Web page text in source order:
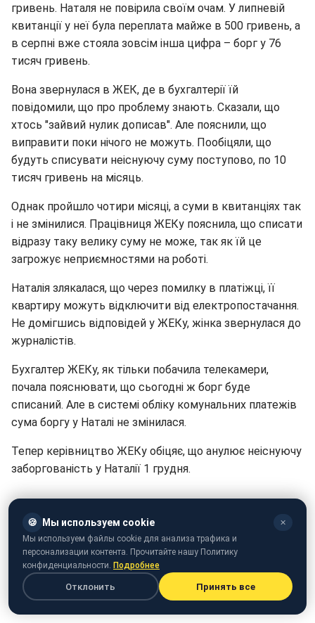
гривень. Наталя не повірила своїм очам. У липневій
квитанції у неї була переплата майже в 500 гривень, а
в серпні вже стояла зовсім інша цифра – борг у 76
тисяч гривень.
Вона звернулася в ЖЕК, де в бухгалтерії їй
повідомили, що про проблему знають. Сказали, що
хтось "зайвий нулик дописав". Але пояснили, що
виправити поки нічого не можуть. Пообіцяли, що
будуть списувати неіснуючу суму поступово, по 10
тисяч гривень на місяць.
Однак пройшло чотири місяці, а суми в квитанціях так
і не змінилися. Працівниця ЖЕКу пояснила, що списати
відразу таку велику суму не може, так як їй це
загрожує неприємностями на роботі.
Наталія злякалася, що через помилку в платіжці, її
квартиру можуть відключити від електропостачання.
Не домігшись відповідей у ЖЕКу, жінка звернулася до
журналістів.
Бухгалтер ЖЕКу, як тільки побачила телекамери,
почала пояснювати, що сьогодні ж борг буде
списаний. Але в системі обліку комунальних платежів
сума боргу у Наталі не змінилася.
Тепер керівництво ЖЕКу обіцяє, що анулює неіснуючу
заборгованість у Наталії 1 грудня.
🍪 Мы используем cookie ✕
Мы используем файлы cookie для анализа трафика и
персонализации контента. Прочитайте нашу Политику
конфиденциальности. Подробнее
Отклонить Принять все